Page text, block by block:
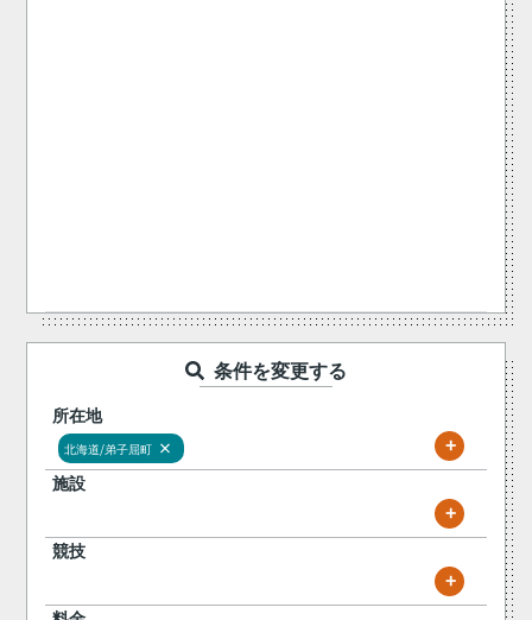
条件を変更する
所在地
北海道/弟子屈町 × +
施設
+
競技
+